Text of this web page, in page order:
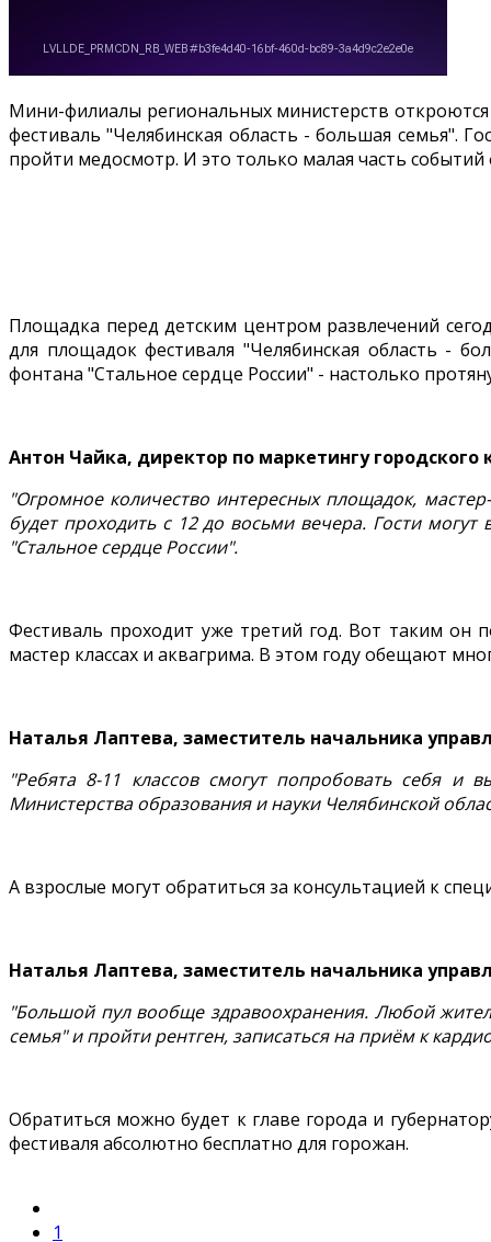
Мини-филиалы региональных министерств
фестиваль "Челябинская область - большая семья".
пройти медосмотр. И это только малая часть
Площадка перед детским центром развлечений
для площадок фестиваля "Челябинская область -
фонтана "Стальное сердце России" - настолько
Антон Чайка, директор по маркетингу
"Огромное количество интересных площадок,
будет проходить с 12 до восьми вечера. Гости
"Стальное сердце России".
Фестиваль проходит уже третий год. Вот таким он
мастер классах и аквагрима. В этом году обещают
Наталья Лаптева, заместитель начальника
"Ребята 8-11 классов смогут попробовать себя
Министерства образования и науки Челябинской
А взрослые могут обратиться за консультацией к
Наталья Лаптева, заместитель начальника
"Большой пул вообще здравоохранения. Любой
семья" и пройти рентген, записаться на приём к
Обратиться можно будет к главе города и
фестиваля абсолютно бесплатно для горожан.
1